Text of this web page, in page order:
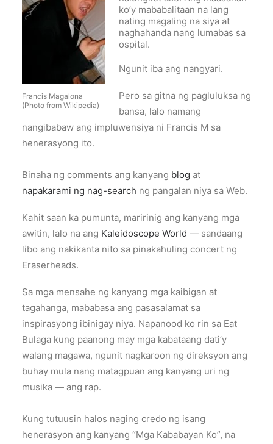
Francis Magalona
(Photo from Wikipedia)
ko’y mababalitaan na lang
nating magaling na siya at
naghahanda nang lumabas sa
ospital.
Ngunit iba ang nangyari.
Pero sa gitna ng pagluluksa ng
bansa, lalo namang
nangibabaw ang impluwensiya ni Francis M sa
henerasyong ito.
Binaha ng comments ang kanyang blog at
napakarami ng nag-search ng pangalan niya sa Web.
Kahit saan ka pumunta, maririnig ang kanyang mga
awitin, lalo na ang Kaleidoscope World — sandaang
libo ang nakikanta nito sa pinakahuling concert ng
Eraserheads.
Sa mga mensahe ng kanyang mga kaibigan at
tagahanga, mababasa ang pasasalamat sa
inspirasyong ibinigay niya. Napanood ko rin sa Eat
Bulaga kung paanong may mga kabataang dati’y
walang magawa, ngunit nagkaroon ng direksyon ang
buhay mula nang matagpuan ang kanyang uri ng
musika — ang rap.
Kung tutuusin halos naging credo ng isang
henerasyon ang kanyang “Mga Kababayan Ko”, na